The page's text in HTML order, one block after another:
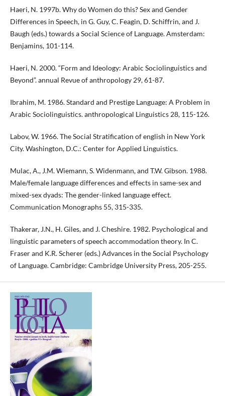
Haeri, N. 1997b. Why do Women do this? Sex and Gender
Differences in Speech, in G. Guy, C. Feagin, D. Schiffrin, and J.
Baugh (eds.) towards a Social Science of Language. Amsterdam:
Benjamins, 101-114.
Haeri, N. 2000. “Form and Ideology: Arabic Sociolinguistics and
Beyond”. annual Revue of anthropology 29, 61-87.
Ibrahim, M. 1986. Standard and Prestige Language: A Problem in
Arabic Sociolinguistics. anthropological Linguistics 28, 115-126.
Labov, W. 1966. The Social Stratification of english in New York
City. Washington, D.C.: Center for Applied Linguistics.
Mulac, A., J.M. Wiemann, S. Widenmann, and T.W. Gibson. 1988.
Male/female language differences and effects in same-sex and
mixed-sex dyads: The gender-linked language effect.
Communication Monographs 55, 315-335.
Thakerar, J.N., H. Giles, and J. Cheshire. 1982. Psychological and
linguistic parameters of speech accommodation theory. In C.
Fraser and K.R. Scherer (eds.) Advances in the Social Psychology
of Language. Cambridge: Cambridge University Press, 205-255.